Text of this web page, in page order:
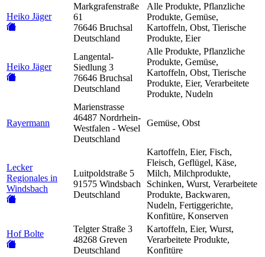
Heiko Jäger
Markgrafenstraße
61
76646 Bruchsal
Deutschland
Alle Produkte, Pflanzliche
Produkte, Gemüse,
Kartoffeln, Obst, Tierische
Produkte, Eier
Heiko Jäger
Langental-
Siedlung 3
76646 Bruchsal
Deutschland
Alle Produkte, Pflanzliche
Produkte, Gemüse,
Kartoffeln, Obst, Tierische
Produkte, Eier, Verarbeitete
Produkte, Nudeln
Rayermann
Marienstrasse
46487 Nordrhein-
Westfalen - Wesel
Deutschland
Gemüse, Obst
Lecker
Regionales in
Windsbach
Luitpoldstraße 5
91575 Windsbach
Deutschland
Kartoffeln, Eier, Fisch,
Fleisch, Geflügel, Käse,
Milch, Milchprodukte,
Schinken, Wurst, Verarbeitete
Produkte, Backwaren,
Nudeln, Fertiggerichte,
Konfitüre, Konserven
Hof Bolte
Telgter Straße 3
48268 Greven
Deutschland
Kartoffeln, Eier, Wurst,
Verarbeitete Produkte,
Konfitüre